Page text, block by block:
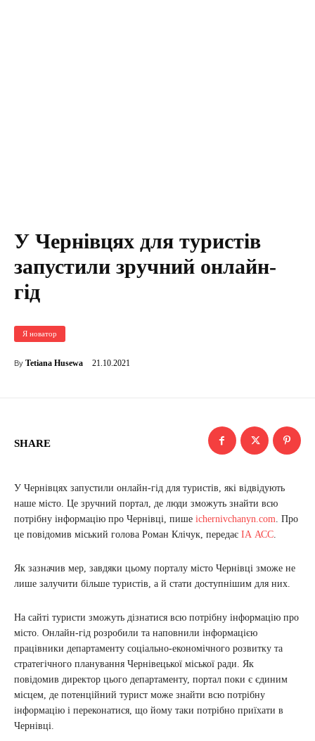
У Чернівцях для туристів
запустили зручний онлайн-
гід
Я новатор
By Tetiana Husewa 21.10.2021
SHARE
У Чернівцях запустили онлайн-гід для туристів, які відвідують
наше місто. Це зручний портал, де люди зможуть знайти всю
потрібну інформацію про Чернівці, пише ichernivchanyn.com. Про
це повідомив міський голова Роман Клічук, передає ІА АСС.
Як зазначив мер, завдяки цьому порталу місто Чернівці зможе не
лише залучити більше туристів, а й стати доступнішим для них.
На сайті туристи зможуть дізнатися всю потрібну інформацію про
місто. Онлайн-гід розробили та наповнили інформацією
працівники департаменту соціально-економічного розвитку та
стратегічного планування Чернівецької міської ради. Як
повідомив директор цього департаменту, портал поки є єдиним
місцем, де потенційний турист може знайти всю потрібну
інформацію і переконатися, що йому таки потрібно приїхати в
Чернівці.